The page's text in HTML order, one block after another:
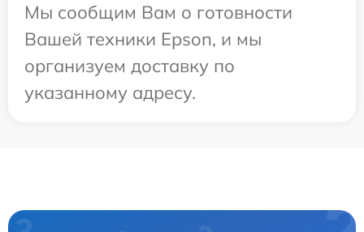
Мы сообщим Вам о готовности
Вашей техники Epson, и мы
организуем доставку по
указанному адресу.